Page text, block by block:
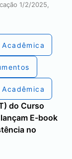
1/2/2025,
Acadêmica
do Curso
E-book
no